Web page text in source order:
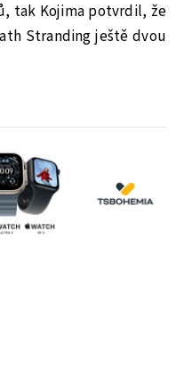
tak Kojima potvrdil, že
Stranding ještě dvou